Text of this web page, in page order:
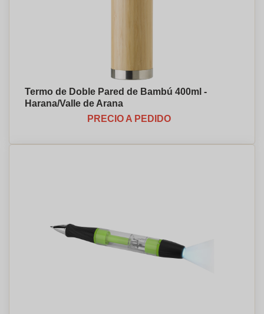
Termo de Doble Pared de Bambú 400ml -
Harana/Valle de Arana
PRECIO A PEDIDO